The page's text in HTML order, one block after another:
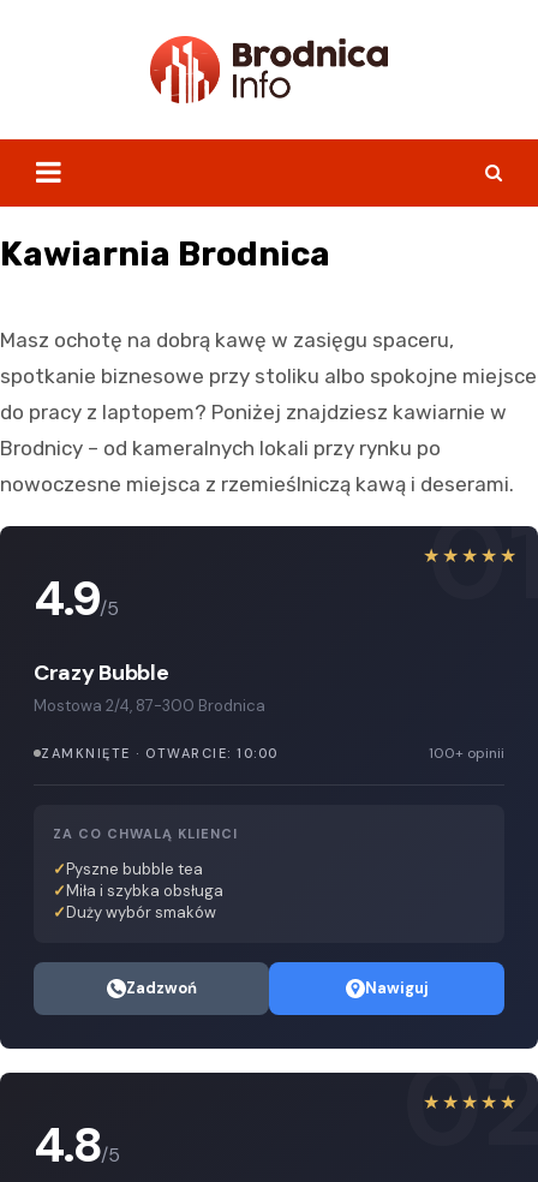
Kawiarnia Brodnica
Masz ochotę na dobrą kawę w zasięgu spaceru,
spotkanie biznesowe przy stoliku albo spokojne miejsce
do pracy z laptopem? Poniżej znajdziesz kawiarnie w
Brodnicy – od kameralnych lokali przy rynku po
nowoczesne miejsca z rzemieślniczą kawą i deserami.
★★★★★
4.9/5
Crazy Bubble
Mostowa 2/4, 87-300 Brodnica
ZAMKNIĘTE · OTWARCIE: 10:00 100+ opinii
ZA CO CHWALĄ KLIENCI
Pyszne bubble tea
Miła i szybka obsługa
Duży wybór smaków
Zadzwoń Nawiguj
★★★★★
4.8/5